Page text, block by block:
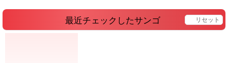
最近チェックしたサンゴ リセット